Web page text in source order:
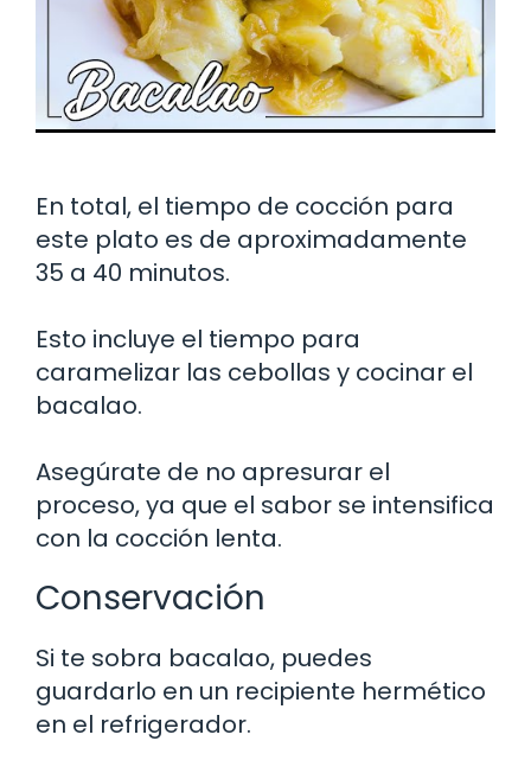
En total, el tiempo de cocción para
este plato es de aproximadamente
35 a 40 minutos.
Esto incluye el tiempo para
caramelizar las cebollas y cocinar el
bacalao.
Asegúrate de no apresurar el
proceso, ya que el sabor se intensifica
con la cocción lenta.
Conservación
Si te sobra bacalao, puedes
guardarlo en un recipiente hermético
en el refrigerador.